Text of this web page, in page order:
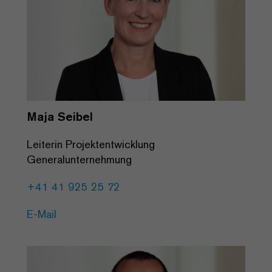
Maja Seibel
Leiterin Projektentwicklung
Generalunternehmung
+41 41 925 25 72
E-Mail